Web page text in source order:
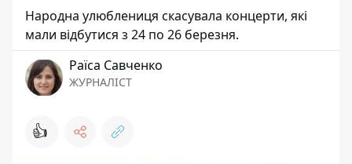
Народна улюблениця скасувала концерти, які
мали відбутися з 24 по 26 березня.
Раїса Савченко
ЖУРНАЛІСТ
👍